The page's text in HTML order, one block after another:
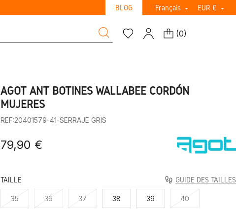
BLOG Français  EUR € 
(0)
AGOT ANT BOTINES WALLABEE CORDÓN
MUJERES
REF:20401579-41-SERRAJE GRIS
79,90 €
TAILLE GUIDE DES TAILLES
35 36 37 38 39 40